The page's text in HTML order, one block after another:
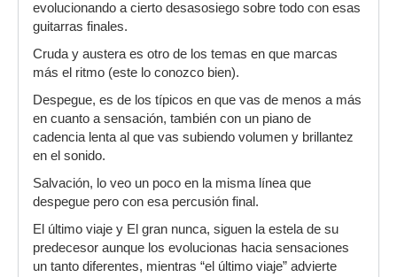
evolucionando a cierto desasosiego sobre todo con esas
guitarras finales.
Cruda y austera es otro de los temas en que marcas
más el ritmo (este lo conozco bien).
Despegue, es de los típicos en que vas de menos a más
en cuanto a sensación, también con un piano de
cadencia lenta al que vas subiendo volumen y brillantez
en el sonido.
Salvación, lo veo un poco en la misma línea que
despegue pero con esa percusión final.
El último viaje y El gran nunca, siguen la estela de su
predecesor aunque los evolucionas hacia sensaciones
un tanto diferentes, mientras “el último viaje” advierte